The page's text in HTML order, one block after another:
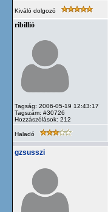
Kiváló dolgozó
ribillió
Tagság: 2006-05-19 12:43:17
Tagszám: #30726
Hozzászólások: 212
Haladó
gzsusszi